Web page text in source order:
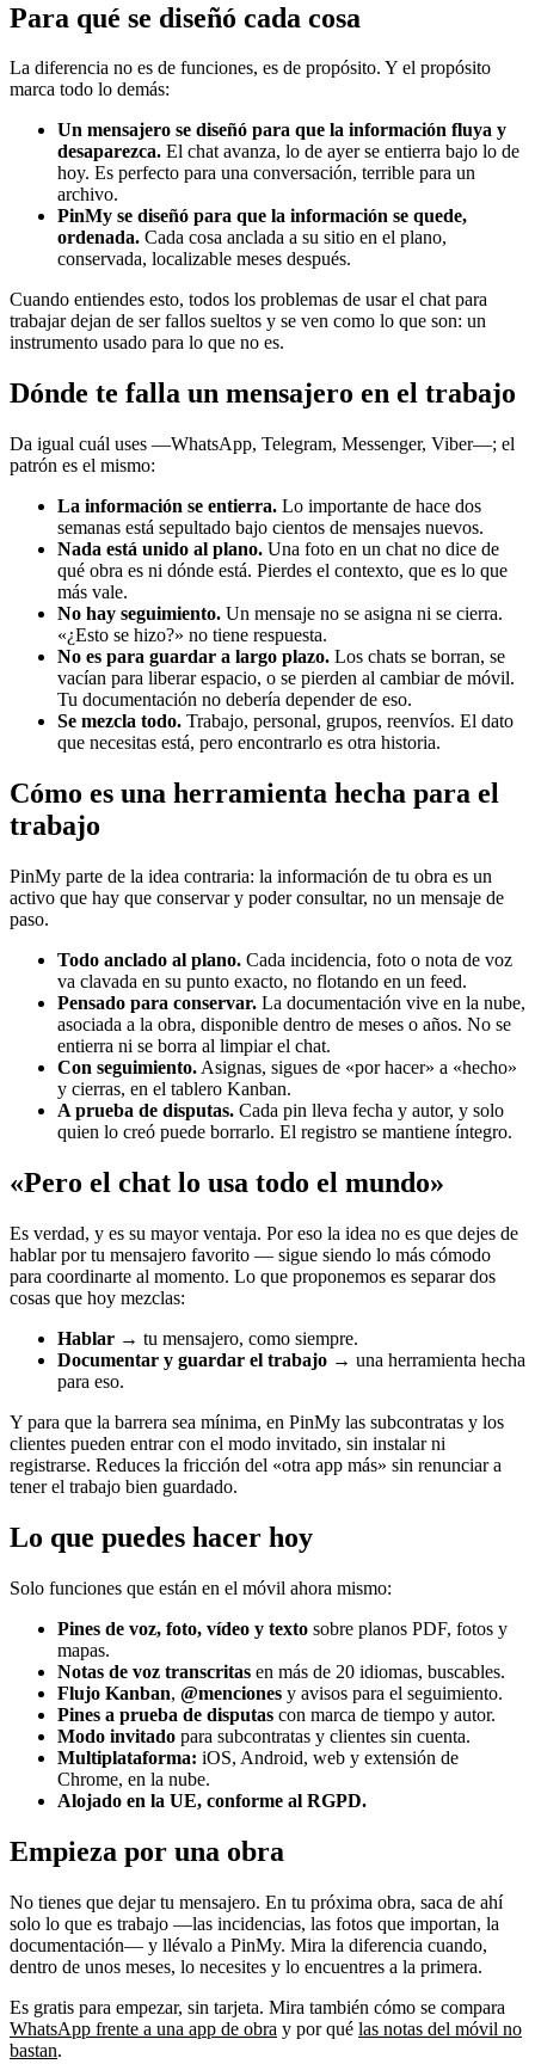
Para qué se diseñó cada cosa
La diferencia no es de funciones, es de propósito. Y el propósito
marca todo lo demás:
Un mensajero se diseñó para que la información fluya y
desaparezca. El chat avanza, lo de ayer se entierra bajo lo de
hoy. Es perfecto para una conversación, terrible para un
archivo.
PinMy se diseñó para que la información se quede,
ordenada. Cada cosa anclada a su sitio en el plano,
conservada, localizable meses después.
Cuando entiendes esto, todos los problemas de usar el chat para
trabajar dejan de ser fallos sueltos y se ven como lo que son: un
instrumento usado para lo que no es.
Dónde te falla un mensajero en el trabajo
Da igual cuál uses —WhatsApp, Telegram, Messenger, Viber—; el
patrón es el mismo:
La información se entierra. Lo importante de hace dos
semanas está sepultado bajo cientos de mensajes nuevos.
Nada está unido al plano. Una foto en un chat no dice de
qué obra es ni dónde está. Pierdes el contexto, que es lo que
más vale.
No hay seguimiento. Un mensaje no se asigna ni se cierra.
«¿Esto se hizo?» no tiene respuesta.
No es para guardar a largo plazo. Los chats se borran, se
vacían para liberar espacio, o se pierden al cambiar de móvil.
Tu documentación no debería depender de eso.
Se mezcla todo. Trabajo, personal, grupos, reenvíos. El dato
que necesitas está, pero encontrarlo es otra historia.
Cómo es una herramienta hecha para el
trabajo
PinMy parte de la idea contraria: la información de tu obra es un
activo que hay que conservar y poder consultar, no un mensaje de
paso.
Todo anclado al plano. Cada incidencia, foto o nota de voz
va clavada en su punto exacto, no flotando en un feed.
Pensado para conservar. La documentación vive en la nube,
asociada a la obra, disponible dentro de meses o años. No se
entierra ni se borra al limpiar el chat.
Con seguimiento. Asignas, sigues de «por hacer» a «hecho»
y cierras, en el tablero Kanban.
A prueba de disputas. Cada pin lleva fecha y autor, y solo
quien lo creó puede borrarlo. El registro se mantiene íntegro.
«Pero el chat lo usa todo el mundo»
Es verdad, y es su mayor ventaja. Por eso la idea no es que dejes de
hablar por tu mensajero favorito — sigue siendo lo más cómodo
para coordinarte al momento. Lo que proponemos es separar dos
cosas que hoy mezclas:
Hablar → tu mensajero, como siempre.
Documentar y guardar el trabajo → una herramienta hecha
para eso.
Y para que la barrera sea mínima, en PinMy las subcontratas y los
clientes pueden entrar con el modo invitado, sin instalar ni
registrarse. Reduces la fricción del «otra app más» sin renunciar a
tener el trabajo bien guardado.
Lo que puedes hacer hoy
Solo funciones que están en el móvil ahora mismo:
Pines de voz, foto, vídeo y texto sobre planos PDF, fotos y
mapas.
Notas de voz transcritas en más de 20 idiomas, buscables.
Flujo Kanban, @menciones y avisos para el seguimiento.
Pines a prueba de disputas con marca de tiempo y autor.
Modo invitado para subcontratas y clientes sin cuenta.
Multiplataforma: iOS, Android, web y extensión de
Chrome, en la nube.
Alojado en la UE, conforme al RGPD.
Empieza por una obra
No tienes que dejar tu mensajero. En tu próxima obra, saca de ahí
solo lo que es trabajo —las incidencias, las fotos que importan, la
documentación— y llévalo a PinMy. Mira la diferencia cuando,
dentro de unos meses, lo necesites y lo encuentres a la primera.
Es gratis para empezar, sin tarjeta. Mira también cómo se compara
WhatsApp frente a una app de obra y por qué las notas del móvil no
bastan.